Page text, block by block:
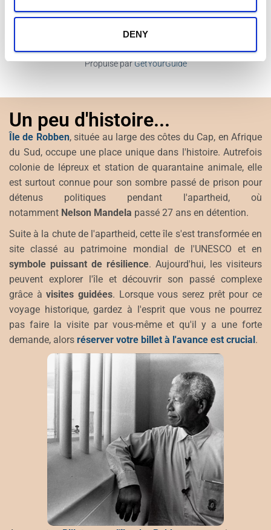
DENY
Propulsé parGetYourGuide
Un peu d'histoire...
Île de Robben, située au large des côtes du Cap, en Afrique
du Sud, occupe une place unique dans l'histoire. Autrefois
colonie de lépreux et station de quarantaine animale, elle
est surtout connue pour son sombre passé de prison pour
détenus politiques pendant l'apartheid, où
notamment Nelson Mandela passé 27 ans en détention.
Suite à la chute de l'apartheid, cette île s'est transformée en
site classé au patrimoine mondial de l'UNESCO et en
symbole puissant de résilience. Aujourd'hui, les visiteurs
peuvent explorer l'île et découvrir son passé complexe
grâce àvisites guidées. Lorsque vous serez prêt pour ce
voyage historique, gardez à l'esprit que vous ne pourrez
pas faire la visite par vous-même et qu'il y a une forte
demande, alors réserver votre billet à l'avance est crucial.